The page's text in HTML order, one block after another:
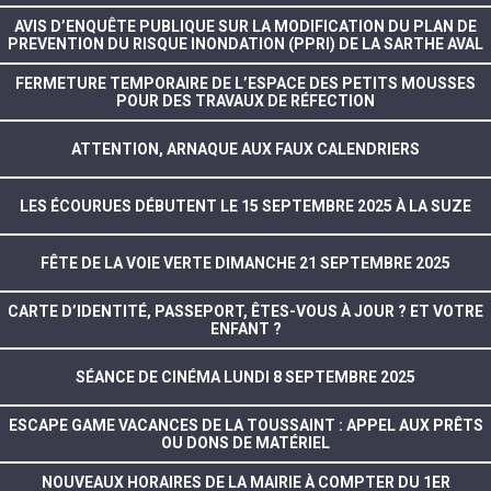
AVIS D’ENQUÊTE PUBLIQUE SUR LA MODIFICATION DU PLAN DE
PREVENTION DU RISQUE INONDATION (PPRI) DE LA SARTHE AVAL
FERMETURE TEMPORAIRE DE L’ESPACE DES PETITS MOUSSES
POUR DES TRAVAUX DE RÉFECTION
ATTENTION, ARNAQUE AUX FAUX CALENDRIERS
LES ÉCOURUES DÉBUTENT LE 15 SEPTEMBRE 2025 À LA SUZE
FÊTE DE LA VOIE VERTE DIMANCHE 21 SEPTEMBRE 2025
CARTE D’IDENTITÉ, PASSEPORT, ÊTES-VOUS À JOUR ? ET VOTRE
ENFANT ?
SÉANCE DE CINÉMA LUNDI 8 SEPTEMBRE 2025
ESCAPE GAME VACANCES DE LA TOUSSAINT : APPEL AUX PRÊTS
OU DONS DE MATÉRIEL
NOUVEAUX HORAIRES DE LA MAIRIE À COMPTER DU 1ER